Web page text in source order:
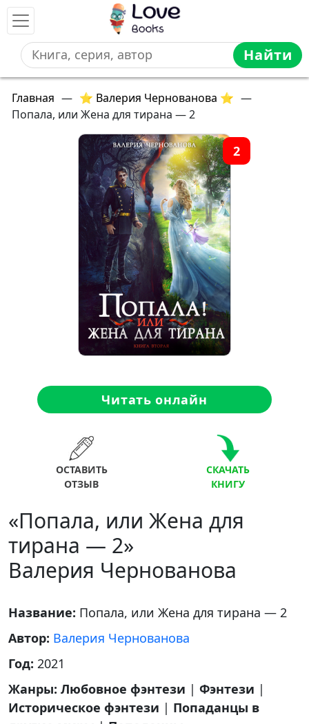
Найти
Главная — ⭐ Валерия Чернованова ⭐ —
Попала, или Жена для тирана — 2
2
Читать онлайн
ОСТАВИТЬ
ОТЗЫВ
СКАЧАТЬ
КНИГУ
«Попала, или Жена для
тирана — 2»
Валерия Чернованова
Название: Попала, или Жена для тирана — 2
Автор: Валерия Чернованова
Год: 2021
Жанры: Любовное фэнтези | Фэнтези |
Историческое фэнтези | Попаданцы в